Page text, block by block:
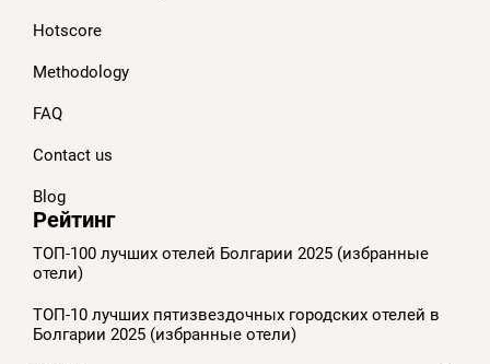
Hotscore
Methodology
FAQ
Contact us
Blog
Рейтинг
ТОП-100 лучших отелей Болгарии 2025 (избранные
отели)
ТОП-10 лучших пятизвездочных городских отелей в
Болгарии 2025 (избранные отели)